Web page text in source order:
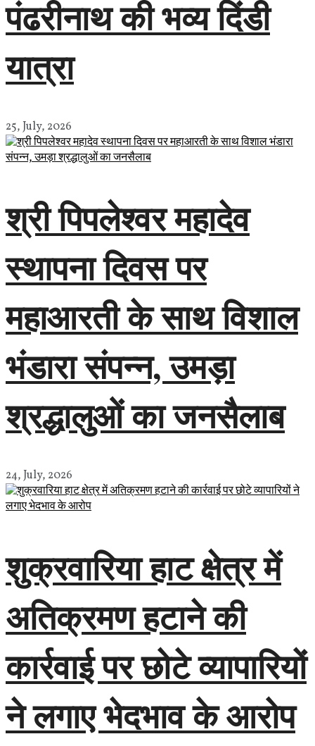
पंढरीनाथ की भव्य दिंडी
यात्रा
25, July, 2026
श्री पिपलेश्वर महादेव
स्थापना दिवस पर
महाआरती के साथ विशाल
भंडारा संपन्न, उमड़ा
श्रद्धालुओं का जनसैलाब
24, July, 2026
शुक्रवारिया हाट क्षेत्र में
अतिक्रमण हटाने की
कार्रवाई पर छोटे व्यापारियों
ने लगाए भेदभाव के आरोप